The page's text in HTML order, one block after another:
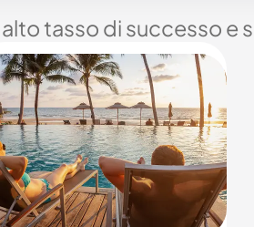
tasso di successo